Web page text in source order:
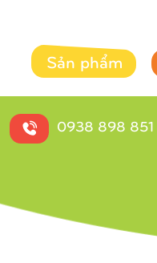
Sản phẩm
0938 898 851